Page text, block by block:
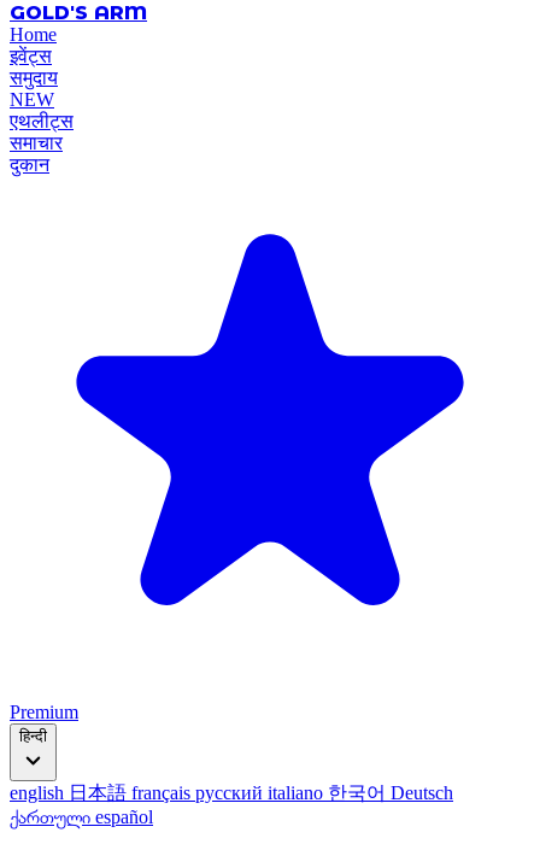
GOLD'S ARM
Home
इवेंट्स
समुदाय
NEW
एथलीट्स
समाचार
दुकान
Premium
हिन्दी
english 日本語 français русский italiano 한국어 Deutsch
ქართული español